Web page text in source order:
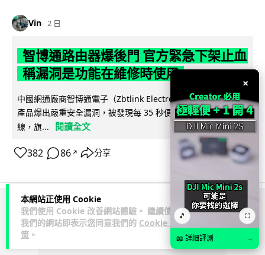
本網站正使用 Cookie
我們使用 Cookie 改善網站體驗。 繼續使用
我們的網站即表示您同意我們的 Cookie 政
策 。
Vin 2 日
智博通路由器爆後門 官方緊急下架止血
稱漏洞是功能在維修時使用
中國網通廠商智博通電子（Zbtlink Electronics）旗下的路由器
產品爆出嚴重安全漏洞，被發現每 35 秒便會與中國伺服器連
線，旗...
閱讀全文
382 86 ↗ 分享
ADVERTISEMENT
×
🎵 ⛶
📖 詳細評測 →